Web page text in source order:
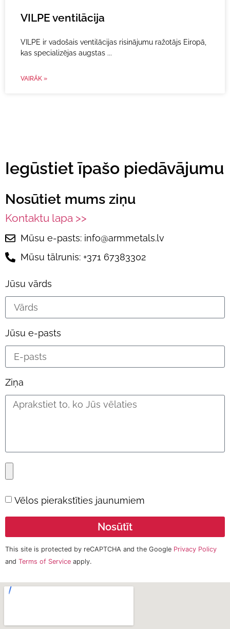
VILPE ventilācija
VILPE ir vadošais ventilācijas risinājumu ražotājs Eiropā,
kas specializējas augstas
VAIRĀK »
Iegūstiet īpašo piedāvājumu
Nosūtiet mums ziņu
Kontaktu lapa >>
Mūsu e-pasts: info@armmetals.lv
Mūsu tālrunis: +371 67383302
Jūsu vārds
Jūsu e-pasts
Ziņa
Vēlos pierakstīties jaunumiem
Nosūtīt
This site is protected by reCAPTCHA and the Google Privacy Policy
and Terms of Service apply.